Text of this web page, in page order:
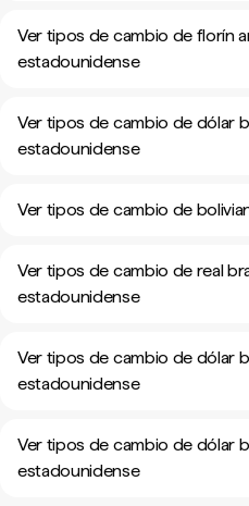
Ver tipos de cambio de florín
estadounidense
Ver tipos de cambio de dólar
estadounidense
Ver tipos de cambio de
Ver tipos de cambio de real
estadounidense
Ver tipos de cambio de dólar
estadounidense
Ver tipos de cambio de dólar
estadounidense